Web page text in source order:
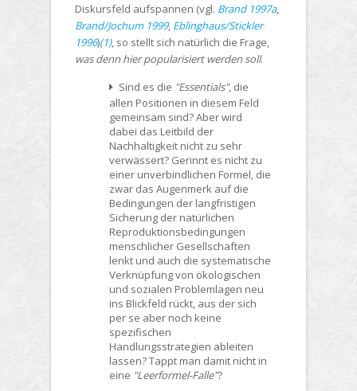
Diskursfeld aufspannen (vgl. Brand 1997a,
Brand/Jochum 1999, Eblinghaus/Stickler
1996)(1), so stellt sich natürlich die Frage,
was denn hier popularisiert werden soll.
Sind es die "Essentials", die
allen Positionen in diesem Feld
gemeinsam sind? Aber wird
dabei das Leitbild der
Nachhaltigkeit nicht zu sehr
verwässert? Gerinnt es nicht zu
einer unverbindlichen Formel, die
zwar das Augenmerk auf die
Bedingungen der langfristigen
Sicherung der natürlichen
Reproduktionsbedingungen
menschlicher Gesellschaften
lenkt und auch die systematische
Verknüpfung von ökologischen
und sozialen Problemlagen neu
ins Blickfeld rückt, aus der sich
per se aber noch keine
spezifischen
Handlungsstrategien ableiten
lassen? Tappt man damit nicht in
eine "Leerformel-Falle"?